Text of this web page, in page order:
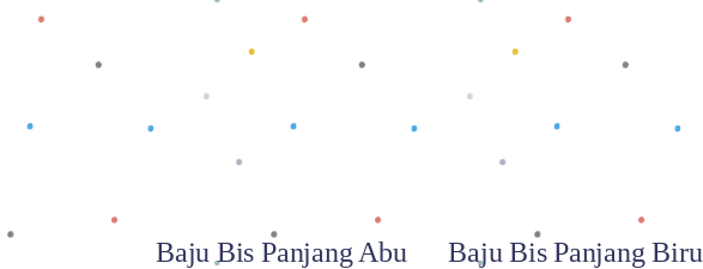
Baca selengkapnya
Baju Bis Panjang Abu
Baca selengkapnya
Baju Bis Panjang Biru